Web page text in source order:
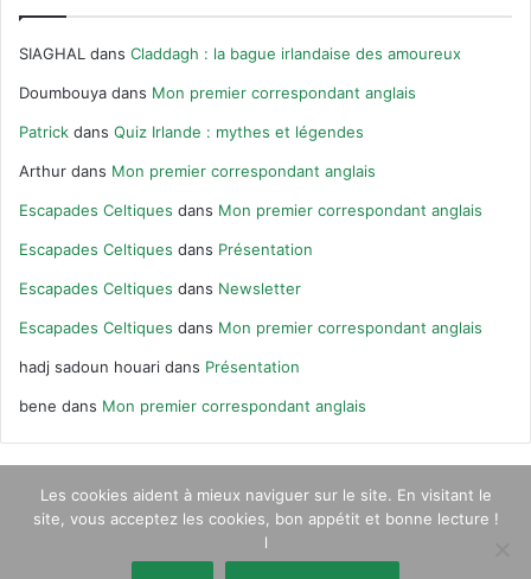
SIAGHAL dans Claddagh : la bague irlandaise des amoureux
Doumbouya dans Mon premier correspondant anglais
Patrick dans Quiz Irlande : mythes et légendes
Arthur dans Mon premier correspondant anglais
Escapades Celtiques dans Mon premier correspondant anglais
Escapades Celtiques dans Présentation
Escapades Celtiques dans Newsletter
Escapades Celtiques dans Mon premier correspondant anglais
hadj sadoun houari dans Présentation
bene dans Mon premier correspondant anglais
© Escapades Celtiques 2020 |Qui suis-je ?|Contact|Newsletter
Les cookies aident à mieux naviguer sur le site. En visitant le
site, vous acceptez les cookies, bon appétit et bonne lecture !
l